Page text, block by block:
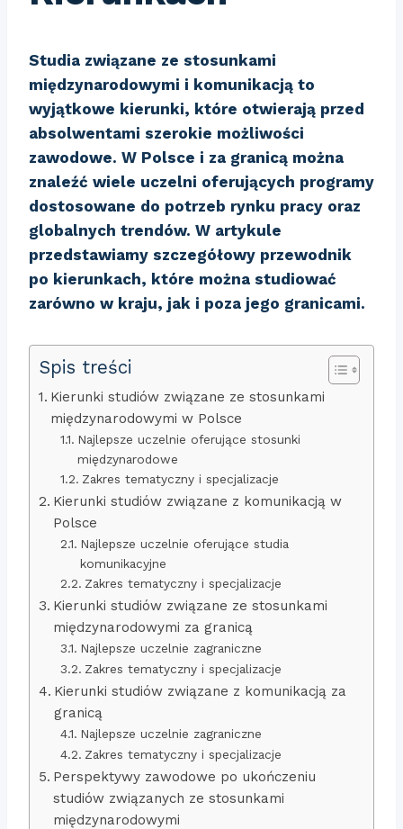
Studia związane ze stosunkami
międzynarodowymi i komunikacją to
wyjątkowe kierunki, które otwierają przed
absolwentami szerokie możliwości
zawodowe. W Polsce i za granicą można
znaleźć wiele uczelni oferujących programy
dostosowane do potrzeb rynku pracy oraz
globalnych trendów. W artykule
przedstawiamy szczegółowy przewodnik
po kierunkach, które można studiować
zarówno w kraju, jak i poza jego granicami.
Spis treści
Kierunki studiów związane ze stosunkami
międzynarodowymi w Polsce
Najlepsze uczelnie oferujące stosunki
międzynarodowe
Zakres tematyczny i specjalizacje
Kierunki studiów związane z komunikacją w
Polsce
Najlepsze uczelnie oferujące studia
komunikacyjne
Zakres tematyczny i specjalizacje
Kierunki studiów związane ze stosunkami
międzynarodowymi za granicą
Najlepsze uczelnie zagraniczne
Zakres tematyczny i specjalizacje
Kierunki studiów związane z komunikacją za
granicą
Najlepsze uczelnie zagraniczne
Zakres tematyczny i specjalizacje
Perspektywy zawodowe po ukończeniu
studiów związanych ze stosunkami
międzynarodowymi